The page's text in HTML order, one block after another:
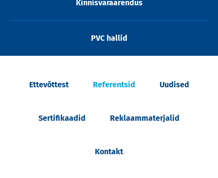
Kinnisvaraarendus
PVC hallid
Ettevõttest Referentsid Uudised
Sertifikaadid Reklaammaterjalid
Kontakt